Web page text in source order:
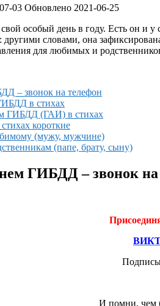
03 Обновлено 2021-06-25
особый день в году. Есть он
другими словами, она
для любимых и
– звонок на телефон
в стихах
ГИБДД (ГАИ) в стихах
короткие
(мужу, мужчине)
(папе, брату, сыну)
ГИБДД – звонок
И помни, чем